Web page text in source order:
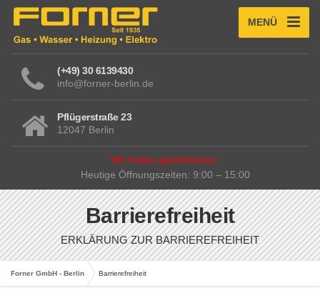
MENÜ
(+49) 30 6139430
info@forner-berlin.de
Pflügerstraße 23
12047 Berlin
Wir haben geschlossen.
Heutige Öffnungszeiten: 9:00 – 15:00
Barrierefreiheit
ERKLÄRUNG ZUR BARRIEREFREIHEIT
Forner GmbH - Berlin Barrierefreiheit